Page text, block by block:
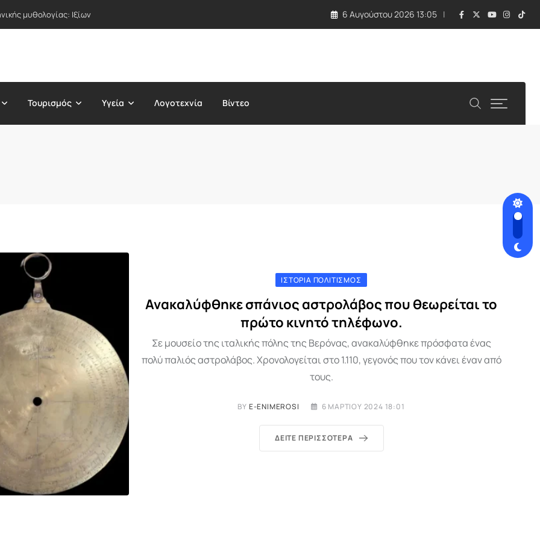
μυθολογίας: Ιξίων 6 Αυγούστου 2026 13:05
Τουρισμός Υγεία Λογοτεχνία Βίντεο
ΙΣΤΟΡΊΑ ΠΟΛΙΤΙΣΜΌΣ
Ανακαλύφθηκε σπάνιος αστρολάβος που θεωρείται το
πρώτο κινητό τηλέφωνο.
Σε μουσείο της ιταλικής πόλης της Βερόνας, ανακαλύφθηκε πρόσφατα ένας
πολύ παλιός αστρολάβος. Χρονολογείται στο 1.110, γεγονός που τον κάνει έναν από
τους.
BY E-ENIMEROSI 6 ΜΑΡΤΊΟΥ 2024 18:01
ΔΕΊΤΕ ΠΕΡΙΣΣΌΤΕΡΑ